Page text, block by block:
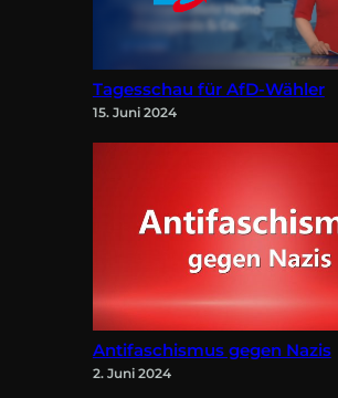
Tagesschau für AfD-Wähler
15. Juni 2024
Antifaschismus gegen Nazis
2. Juni 2024